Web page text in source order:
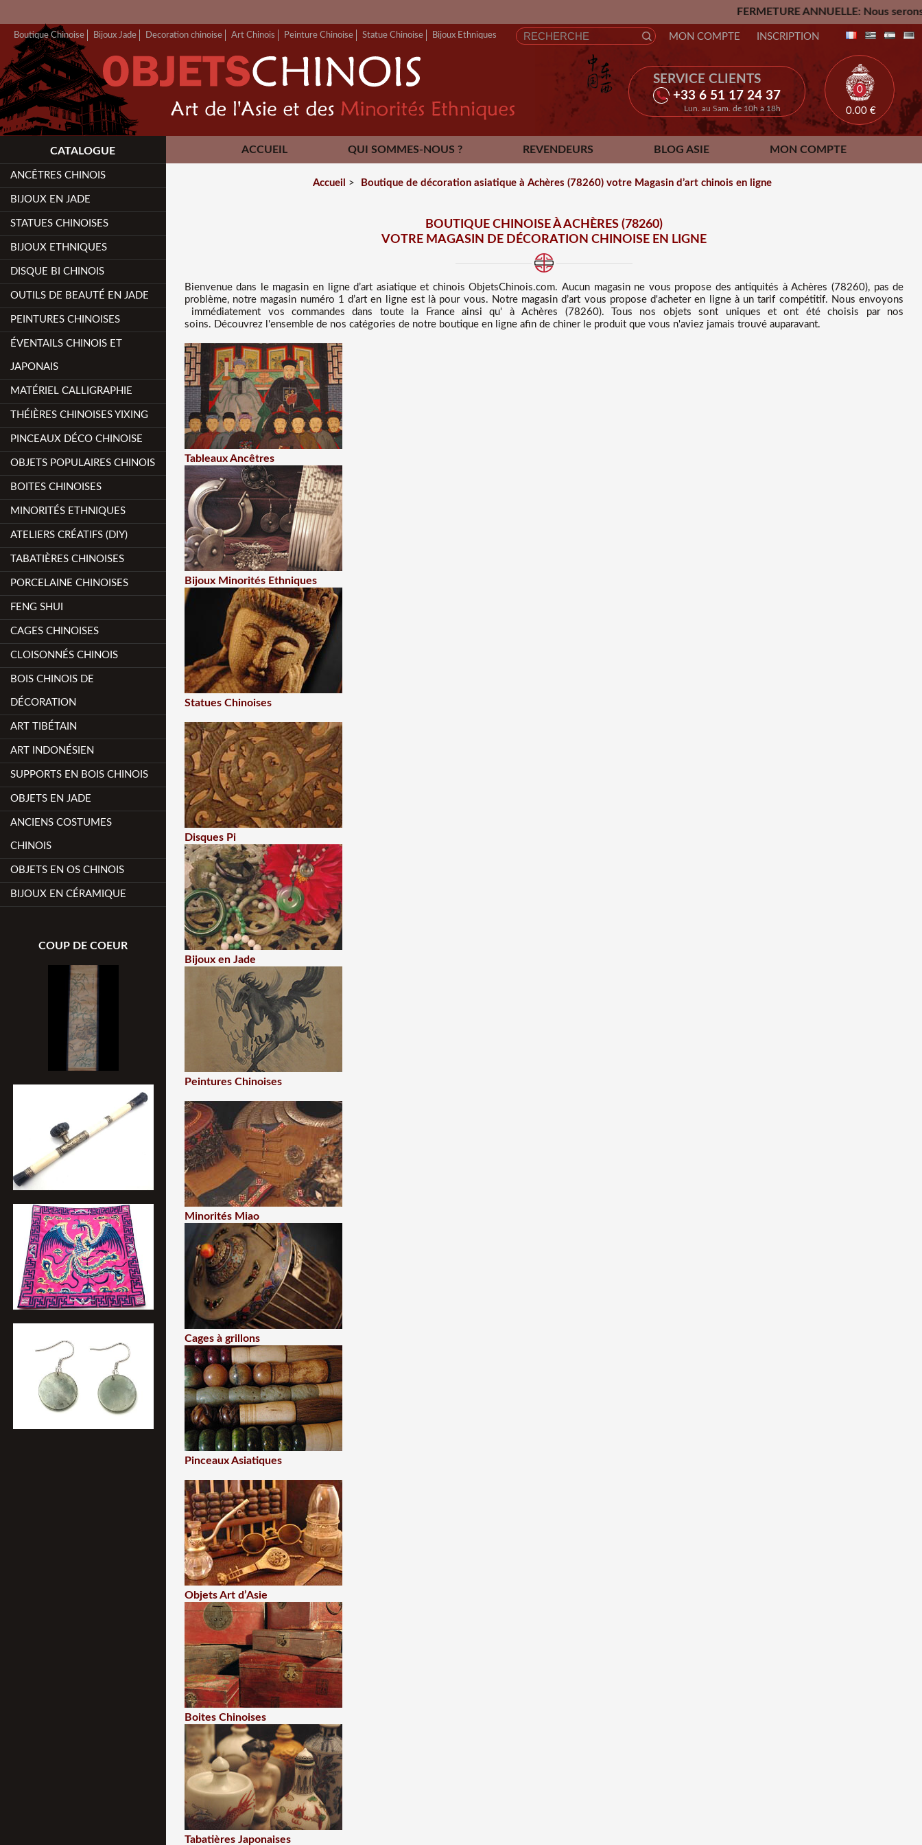
FERMETURE ANNUELLE: Nous serons fermés du
Boutique Chinoise Bijoux Jade Decoration chinoise Art Chinois Peinture Chinoise Statue Chinoise Bijoux Ethniques
SERVICE CLIENTS
+33 6 51 17 24 37
Lun. au Sam. de 10h à 18h
MON COMPTE INSCRIPTION
0
0.00 €
ACCUEIL QUI SOMMES-NOUS ? REVENDEURS BLOG ASIE MON COMPTE
CONTACT
CATALOGUE
ANCÊTRES CHINOIS
BIJOUX EN JADE
STATUES CHINOISES
BIJOUX ETHNIQUES
DISQUE BI CHINOIS
OUTILS DE BEAUTÉ EN JADE
PEINTURES CHINOISES
ÉVENTAILS CHINOIS ET
JAPONAIS
MATÉRIEL CALLIGRAPHIE
THÉIÈRES CHINOISES YIXING
PINCEAUX DÉCO CHINOISE
OBJETS POPULAIRES CHINOIS
BOITES CHINOISES
MINORITÉS ETHNIQUES
ATELIERS CRÉATIFS (DIY)
TABATIÈRES CHINOISES
PORCELAINE CHINOISES
FENG SHUI
CAGES CHINOISES
CLOISONNÉS CHINOIS
BOIS CHINOIS DE
DÉCORATION
ART TIBÉTAIN
ART INDONÉSIEN
SUPPORTS EN BOIS CHINOIS
OBJETS EN JADE
ANCIENS COSTUMES
CHINOIS
OBJETS EN OS CHINOIS
BIJOUX EN CÉRAMIQUE
COUP DE COEUR
Accueil > Boutique de décoration asiatique à Achères (78260) votre Magasin d’art chinois en ligne
BOUTIQUE CHINOISE À ACHÈRES (78260)
VOTRE MAGASIN DE DÉCORATION CHINOISE EN LIGNE
Bienvenue dans le magasin en ligne d’art asiatique et chinoisObjetsChinois.com. Aucun magasin ne vous propose desantiquités à Achères (78260), pas de
problème, notre magasin numéro 1 d’art en ligne est là pour vous. Notre magasin d’art vous propose d'acheter en ligne à un tarif compétitif. Nousenvoyons
immédiatement vos commandes dans toute la France ainsi qu' à Achères (78260). Tous nos objets sont uniques et ont été choisis par nos
soins. Découvrez l'ensemble de nos catégories de notre boutique en ligne afin de chiner le produit que vous n'aviez jamais trouvé auparavant.
Tableaux Ancêtres
Bijoux Minorités Ethniques
Statues Chinoises
Disques Pi
Bijoux en Jade
Peintures Chinoises
Minorités Miao
Cages à grillons
Pinceaux Asiatiques
Objets Art d’Asie
Boites Chinoises
Tabatières Japonaises